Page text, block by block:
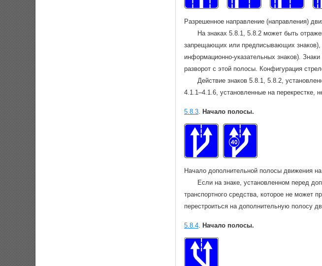
Разрешенное направление (направления)
На знаках 5.8.1, 5.8.2 может быть
запрещающих или предписывающих знаков),
информационно-указательных знаков).
разворот с этой полосы. Конфигурация
Действие знаков 5.8.1, 5.8.2,
4.1.1–4.1.6, установленные на перекрестке,
5.8.3. Начало полосы.
Начало дополнительной полосы движения
Если на знаке, установленном перед
транспортного средства, которое не может
перестроиться на дополнительную полосу
5.8.4. Начало полосы.